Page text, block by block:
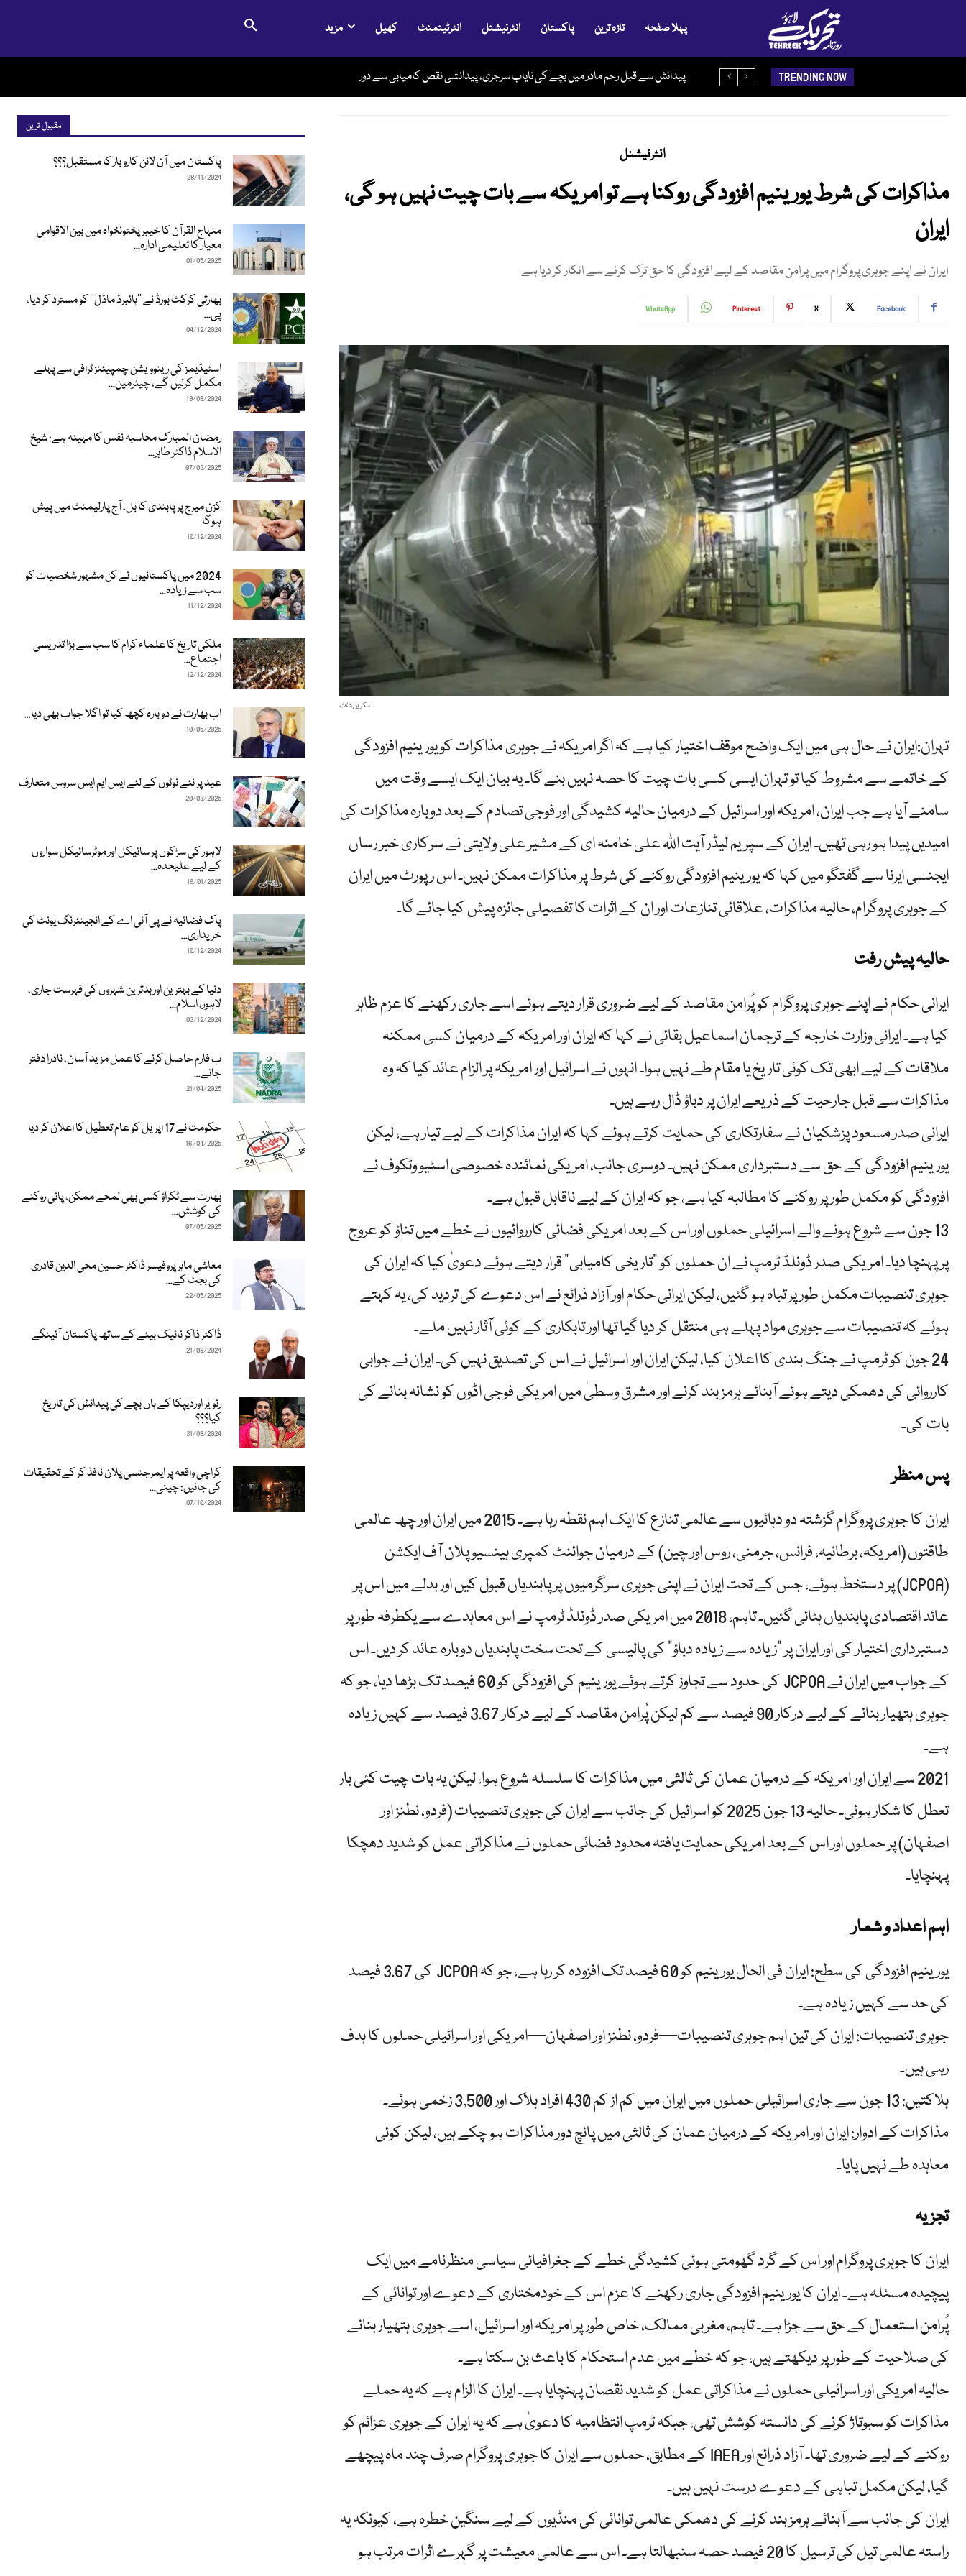
پہلا صفحہ تازہ ترین پاکستان انٹرنیشنل انٹرٹینمنٹ کھیل مزید
TRENDING NOW پیدائش سے قبل رحم مادر میں بچے کی نایاب سرجری، پیدائشی نقص کامیابی سے دور
آبنائے ہرمز فوری کھول دو، ورنہ سخت جواب ملے گا، ٹرمپ کا ایران کو نیا الٹی میٹم
انٹرنیشنل
مذاکرات کی شرط یورینیم افزودگی روکنا ہے تو امریکہ سے بات چیت نہیں ہو گی،
ایران
ایران نے اپنے جوہری پروگرام میں پرامن مقاصد کے لیے افزودگی کا حق ترک کرنے سے انکار کر دیا ہے
Facebook
X
Pinterest
WhatsApp
سکرین شاٹ
تہران:ایران نے حال ہی میں ایک واضح موقف اختیار کیا ہے کہ اگر امریکہ نے جوہری مذاکرات کو یورینیم افزودگی
کے خاتمے سے مشروط کیا تو تہران ایسی کسی بات چیت کا حصہ نہیں بنے گا۔ یہ بیان ایک ایسے وقت میں
سامنے آیا ہے جب ایران، امریکہ اور اسرائیل کے درمیان حالیہ کشیدگی اور فوجی تصادم کے بعد دوبارہ مذاکرات کی
امیدیں پیدا ہو رہی تھیں۔ ایران کے سپریم لیڈر آیت اللہ علی خامنہ ای کے مشیر علی ولایتی نے سرکاری خبر رساں
ایجنسی ایرنا سے گفتگو میں کہا کہ یورینیم افزودگی روکنے کی شرط پر مذاکرات ممکن نہیں۔ اس رپورٹ میں ایران
کے جوہری پروگرام، حالیہ مذاکرات، علاقائی تنازعات اور ان کے اثرات کا تفصیلی جائزہ پیش کیا جائے گا۔
حالیہ پیش رفت
ایرانی حکام نے اپنے جوہری پروگرام کو پُرامن مقاصد کے لیے ضروری قرار دیتے ہوئے اسے جاری رکھنے کا عزم ظاہر
کیا ہے۔ ایرانی وزارت خارجہ کے ترجمان اسماعیل بقائی نے کہا کہ ایران اور امریکہ کے درمیان کسی ممکنہ
ملاقات کے لیے ابھی تک کوئی تاریخ یا مقام طے نہیں ہوا۔ انہوں نے اسرائیل اور امریکہ پر الزام عائد کیا کہ وہ
مذاکرات سے قبل جارحیت کے ذریعے ایران پر دباؤ ڈال رہے ہیں۔
ایرانی صدر مسعود پزشکیان نے سفارتکاری کی حمایت کرتے ہوئے کہا کہ ایران مذاکرات کے لیے تیار ہے، لیکن
یورینیم افزودگی کے حق سے دستبرداری ممکن نہیں۔ دوسری جانب، امریکی نمائندہ خصوصی اسٹیو وٹکوف نے
افزودگی کو مکمل طور پر روکنے کا مطالبہ کیا ہے، جو کہ ایران کے لیے ناقابل قبول ہے۔
13 جون سے شروع ہونے والے اسرائیلی حملوں اور اس کے بعد امریکی فضائی کارروائیوں نے خطے میں تناؤ کو عروج
پر پہنچا دیا۔ امریکی صدر ڈونلڈ ٹرمپ نے ان حملوں کو "تاریخی کامیابی” قرار دیتے ہوئے دعویٰ کیا کہ ایران کی
جوہری تنصیبات مکمل طور پر تباہ ہو گئیں، لیکن ایرانی حکام اور آزاد ذرائع نے اس دعوے کی تردید کی، یہ کہتے
ہوئے کہ تنصیبات سے جوہری مواد پہلے ہی منتقل کر دیا گیا تھا اور تابکاری کے کوئی آثار نہیں ملے۔
24 جون کو ٹرمپ نے جنگ بندی کا اعلان کیا، لیکن ایران اور اسرائیل نے اس کی تصدیق نہیں کی۔ ایران نے جوابی
کارروائی کی دھمکی دیتے ہوئے آبنائے ہرمز بند کرنے اور مشرق وسطیٰ میں امریکی فوجی اڈوں کو نشانہ بنانے کی
بات کی۔
پس منظر
ایران کا جوہری پروگرام گزشتہ دو دہائیوں سے عالمی تنازع کا ایک اہم نقطہ رہا ہے۔ 2015 میں ایران اور چھ عالمی
طاقتوں (امریکہ، برطانیہ، فرانس، جرمنی، روس اور چین) کے درمیان جوائنٹ کمپری ہینسیو پلان آف ایکشن
(JCPOA) پر دستخط ہوئے، جس کے تحت ایران نے اپنی جوہری سرگرمیوں پر پابندیاں قبول کیں اور بدلے میں اس پر
عائد اقتصادی پابندیاں ہٹائی گئیں۔ تاہم، 2018 میں امریکی صدر ڈونلڈ ٹرمپ نے اس معاہدے سے یکطرفہ طور پر
دستبرداری اختیار کی اور ایران پر "زیادہ سے زیادہ دباؤ” کی پالیسی کے تحت سخت پابندیاں دوبارہ عائد کر دیں۔ اس
کے جواب میں ایران نے JCPOA کی حدود سے تجاوز کرتے ہوئے یورینیم کی افزودگی کو 60 فیصد تک بڑھا دیا، جو کہ
جوہری ہتھیار بنانے کے لیے درکار 90 فیصد سے کم لیکن پُرامن مقاصد کے لیے درکار 3.67 فیصد سے کہیں زیادہ
ہے۔
2021 سے ایران اور امریکہ کے درمیان عمان کی ثالثی میں مذاکرات کا سلسلہ شروع ہوا، لیکن یہ بات چیت کئی بار
تعطل کا شکار ہوئی۔ حالیہ 13 جون 2025 کو اسرائیل کی جانب سے ایران کی جوہری تنصیبات (فردو، نطنز اور
اصفہان) پر حملوں اور اس کے بعد امریکی حمایت یافتہ محدود فضائی حملوں نے مذاکراتی عمل کو شدید دھچکا
پہنچایا۔
اہم اعداد و شمار
یورینیم افزودگی کی سطح: ایران فی الحال یورینیم کو 60 فیصد تک افزودہ کر رہا ہے، جو کہ JCPOA کی 3.67 فیصد
کی حد سے کہیں زیادہ ہے۔
جوہری تنصیبات: ایران کی تین اہم جوہری تنصیبات—فردو، نطنز اور اصفہان—امریکی اور اسرائیلی حملوں کا ہدف
رہی ہیں۔
ہلاکتیں: 13 جون سے جاری اسرائیلی حملوں میں ایران میں کم از کم 430 افراد ہلاک اور 3,500 زخمی ہوئے۔
مذاکرات کے ادوار: ایران اور امریکہ کے درمیان عمان کی ثالثی میں پانچ دور مذاکرات ہو چکے ہیں، لیکن کوئی
معاہدہ طے نہیں پایا۔
تجزیہ
ایران کا جوہری پروگرام اور اس کے گرد گھومتی ہوئی کشیدگی خطے کے جغرافیائی سیاسی منظرنامے میں ایک
پیچیدہ مسئلہ ہے۔ ایران کا یورینیم افزودگی جاری رکھنے کا عزم اس کے خودمختاری کے دعوے اور توانائی کے
پُرامن استعمال کے حق سے جڑا ہے۔ تاہم، مغربی ممالک، خاص طور پر امریکہ اور اسرائیل، اسے جوہری ہتھیار بنانے
کی صلاحیت کے طور پر دیکھتے ہیں، جو کہ خطے میں عدم استحکام کا باعث بن سکتا ہے۔
حالیہ امریکی اور اسرائیلی حملوں نے مذاکراتی عمل کو شدید نقصان پہنچایا ہے۔ ایران کا الزام ہے کہ یہ حملے
مذاکرات کو سبوتاژ کرنے کی دانستہ کوشش تھی، جبکہ ٹرمپ انتظامیہ کا دعویٰ ہے کہ یہ ایران کے جوہری عزائم کو
روکنے کے لیے ضروری تھا۔ آزاد ذرائع اور IAEA کے مطابق، حملوں سے ایران کا جوہری پروگرام صرف چند ماہ پیچھے
گیا، لیکن مکمل تباہی کے دعوے درست نہیں ہیں۔
ایران کی جانب سے آبنائے ہرمز بند کرنے کی دھمکی عالمی توانائی کی منڈیوں کے لیے سنگین خطرہ ہے، کیونکہ یہ
راستہ عالمی تیل کی ترسیل کا 20 فیصد حصہ سنبھالتا ہے۔ اس سے عالمی معیشت پر گہرے اثرات مرتب ہو
مقبول ترین
پاکستان میں آن لائن کاروبار کا مستقبل؟؟؟
28/11/2024
منہاج القرآن کا خیبرپختونخواہ میں بین الاقوامی
معیار کا تعلیمی ادارہ...
01/05/2025
بھارتی کرکٹ بورڈ نے ’’ہائبرڈ ماڈل‘‘ کو مسترد کر دیا،
پی...
04/12/2024
اسٹیڈیمز کی رینوویشن چمپیئنز ٹرافی سے پہلے
مکمل کرلیں گے، چیئرمین...
19/08/2024
رمضان المبارک محاسبہ نفس کا مہینہ ہے: شیخ
الاسلام ڈاکٹر طاہر...
07/03/2025
کزن میرج پر پابندی کا بل، آج پارلیمنٹ میں پیش
ہوگا
10/12/2024
2024 میں پاکستانیوں نے کن مشہور شخصیات کو
سب سے زیادہ...
11/12/2024
ملکی تاریخ کا علماء کرام کا سب سے بڑا تدریسی
اجتماع...
12/12/2024
اب بھارت نے دوبارہ کچھ کیا تو اگلا جواب بھی دیا...
10/05/2025
عید پر نئے نوٹوں کے لئے ایس ایم ایس سروس متعارف
20/03/2025
لاہور کی سڑکوں پر سائیکل اور موٹرسائیکل سواروں
کے لیے علیحدہ...
19/01/2025
پاک فضائیہ نے پی آئی اے کے انجینئرنگ یونٹ کی
خریداری...
10/12/2024
دنیا کے بہترین اور بدترین شہروں کی فہرست جاری،
لاہور، اسلام...
03/12/2024
ب فارم حاصل کرنے کا عمل مزید آسان، نادرا دفتر
جانے...
21/04/2025
حکومت نے 17 اپریل کو عام تعطیل کا اعلان کر دیا
16/04/2025
بھارت سے ٹکراؤ کسی بھی لمحے ممکن، پانی روکنے
کی کوشش...
07/05/2025
معاشی ماہر پروفیسر ڈاکٹر حسین محی الدین قادری
کی بجٹ کے...
22/05/2025
ڈاکٹر ذاکر نائیک بیٹے کے ساتھ پاکستان آئینگے
21/09/2024
رنویر اوردیپکا کے ہاں بچے کی پیدائش کی تاریخ
کیا؟؟؟
31/08/2024
کراچی واقعہ پر ایمرجنسی پلان نافذ کر کے تحقیقات
کی جائیں: چینی...
07/10/2024